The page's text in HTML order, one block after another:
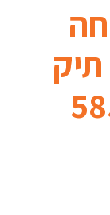
תיק
צמח ל-585